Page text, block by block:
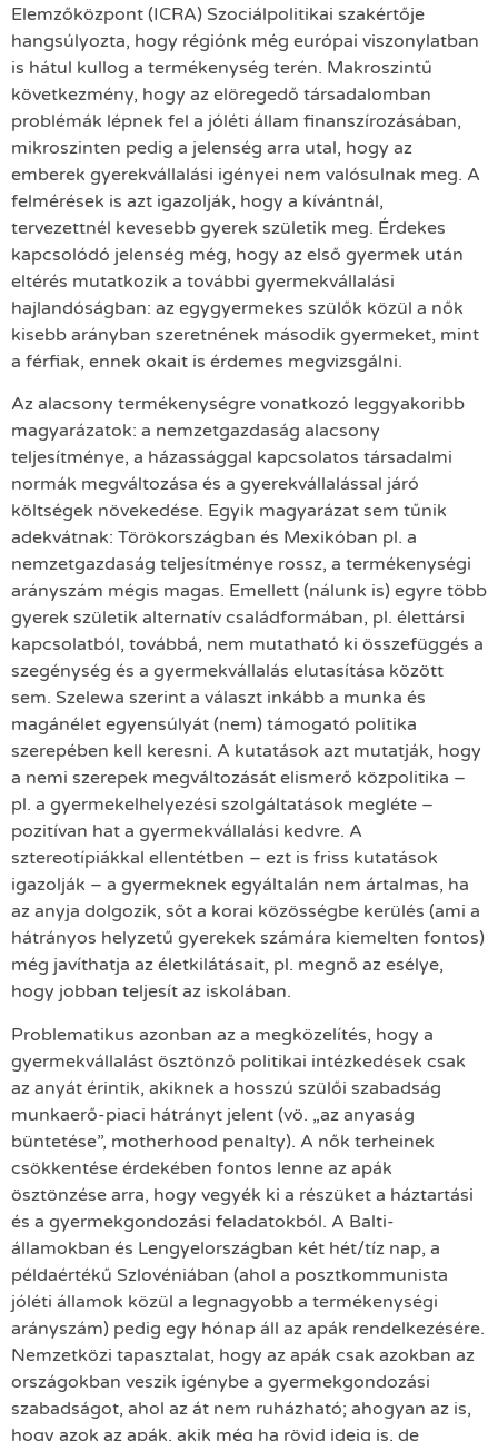
Elemzőközpont (ICRA) Szociálpolitikai szakértője
hangsúlyozta, hogy régiónk még európai viszonylatban
is hátul kullog a termékenység terén. Makroszintű
következmény, hogy az elöregedő társadalomban
problémák lépnek fel a jóléti állam finanszírozásában,
mikroszinten pedig a jelenség arra utal, hogy az
emberek gyerekvállalási igényei nem valósulnak meg. A
felmérések is azt igazolják, hogy a kívántnál,
tervezettnél kevesebb gyerek születik meg. Érdekes
kapcsolódó jelenség még, hogy az első gyermek után
eltérés mutatkozik a további gyermekvállalási
hajlandóságban: az egygyermekes szülők közül a nők
kisebb arányban szeretnének második gyermeket, mint
a férfiak, ennek okait is érdemes megvizsgálni.
Az alacsony termékenységre vonatkozó leggyakoribb
magyarázatok: a nemzetgazdaság alacsony
teljesítménye, a házassággal kapcsolatos társadalmi
normák megváltozása és a gyerekvállalással járó
költségek növekedése. Egyik magyarázat sem tűnik
adekvátnak: Törökországban és Mexikóban pl. a
nemzetgazdaság teljesítménye rossz, a termékenységi
arányszám mégis magas. Emellett (nálunk is) egyre több
gyerek születik alternatív családformában, pl. élettársi
kapcsolatból, továbbá, nem mutatható ki összefüggés a
szegénység és a gyermekvállalás elutasítása között
sem. Szelewa szerint a választ inkább a munka és
magánélet egyensúlyát (nem) támogató politika
szerepében kell keresni. A kutatások azt mutatják, hogy
a nemi szerepek megváltozását elismerő közpolitika –
pl. a gyermekelhelyezési szolgáltatások megléte –
pozitívan hat a gyermekvállalási kedvre. A
sztereotípiákkal ellentétben – ezt is friss kutatások
igazolják – a gyermeknek egyáltalán nem ártalmas, ha
az anyja dolgozik, sőt a korai közösségbe kerülés (ami a
hátrányos helyzetű gyerekek számára kiemelten fontos)
még javíthatja az életkilátásait, pl. megnő az esélye,
hogy jobban teljesít az iskolában.
Problematikus azonban az a megközelítés, hogy a
gyermekvállalást ösztönző politikai intézkedések csak
az anyát érintik, akiknek a hosszú szülői szabadság
munkaerő-piaci hátrányt jelent (vö. „az anyaság
büntetése”, motherhood penalty). A nők terheinek
csökkentése érdekében fontos lenne az apák
ösztönzése arra, hogy vegyék ki a részüket a háztartási
és a gyermekgondozási feladatokból. A Balti-
államokban és Lengyelországban két hét/tíz nap, a
példaértékű Szlovéniában (ahol a posztkommunista
jóléti államok közül a legnagyobb a termékenységi
arányszám) pedig egy hónap áll az apák rendelkezésére.
Nemzetközi tapasztalat, hogy az apák csak azokban az
országokban veszik igénybe a gyermekgondozási
szabadságot, ahol az át nem ruházható; ahogyan az is,
hogy azok az apák, akik még ha rövid ideig is, de